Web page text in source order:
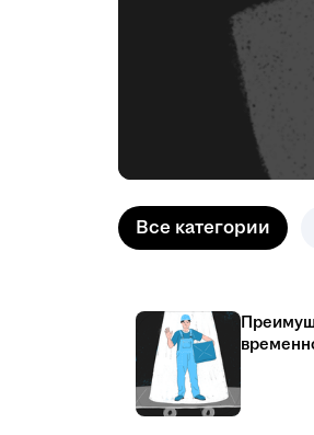
Все категории